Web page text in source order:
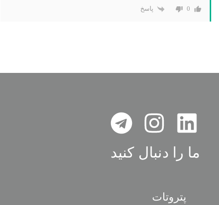
0 پاسخ
ما را دنبال کنید
پتروتات